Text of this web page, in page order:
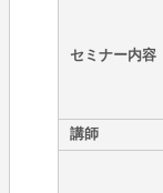
セミナー内容
講師